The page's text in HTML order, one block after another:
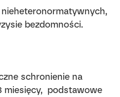
bezdomności.
schronienie na
miesięcy, podstawowe